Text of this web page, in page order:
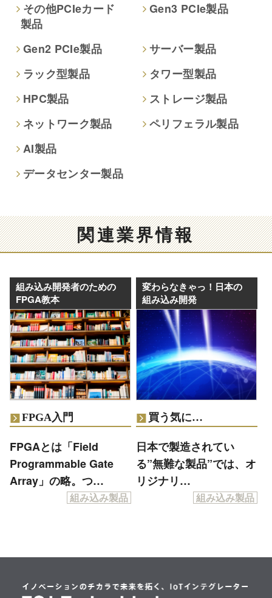
その他PCIeカード
製品
Gen3 PCIe製品
Gen2 PCIe製品
サーバー製品
ラック型製品
タワー型製品
HPC製品
ストレージ製品
ネットワーク製品
ペリフェラル製品
AI製品
データセンター製品
関連業界情報
組み込み開発者のための
FPGA教本
FPGA入門
FPGAとは「Field
Programmable Gate
Array」の略。つ…
組み込み製品
変わらなきゃっ！日本の
組み込み開発
買う気に…
日本で製造されてい
る”無難な製品”では、オ
リジナリ…
組み込み製品